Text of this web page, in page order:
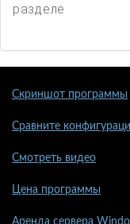
разделе
Скриншот программы
Сравните
Смотреть видео
Цена программы
Аренда сервера